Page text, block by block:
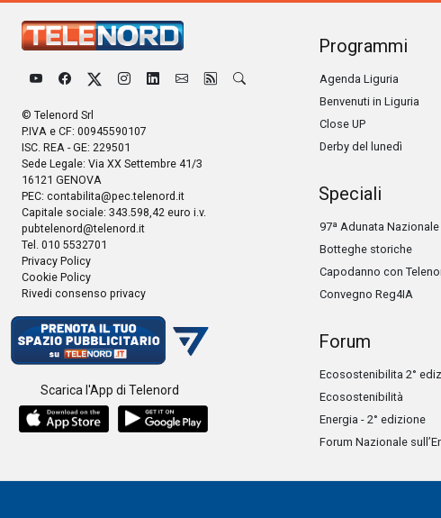
© Telenord Srl
P.IVA e CF: 00945590107
ISC. REA - GE: 229501
Sede Legale: Via XX Settembre 41/3
16121 GENOVA
PEC: contabilita@pec.telenord.it
Capitale sociale: 343.598,42 euro i.v.
pubtelenord@telenord.it
Tel. 010 5532701
Privacy Policy
Cookie Policy
Rivedi consenso privacy
Scarica l'App di Telenord
Programmi
Agenda Liguria
Benvenuti in Liguria
Close UP
Derby del lunedì
Speciali
97ª Adunata
Botteghe storiche
Capodanno con
Convegno Reg4IA
Forum
Ecosostenibilita 2°
Ecosostenibilità
Energia - 2° edizione
Forum Nazionale